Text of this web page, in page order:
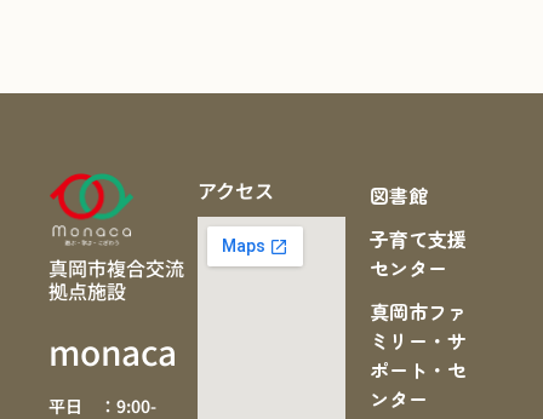
真岡市複合交流
拠点施設
monaca
平日 ：9:00-
アクセス
図書館
子育て支援
センター
真岡市ファ
ミリー・サ
ポート・セ
ンター